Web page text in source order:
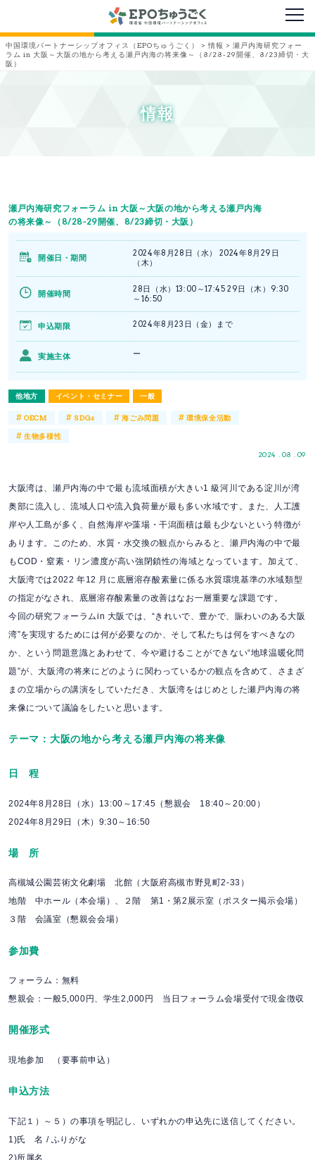
メニ
中国環境パートナーシップオフィス（EPOちゅうごく） > 情報 > 瀬戸内海研究フォー
ラム in 大阪～大阪の地から考える瀬戸内海の将来像～（8/28-29開催、8/23締切・大
阪）
情報
瀬戸内海研究フォーラム in 大阪～大阪の地から考える瀬戸内海
の将来像～（8/28-29開催、8/23締切・大阪）
他地方 イベント・セミナー 一般
2024 . 08 . 09
開催日・期間
2024年8月28日（水） 2024年8月29日
（木）
開催時間
28日（水）13:00～17:45 29日（木）9:30
～16:50
申込期限 2024年8月23日（金）まで
実施主体 ー
#OECM #SDGs #海ごみ問題 #環境保全活動
#生物多様性
大阪湾は、瀬戸内海の中で最も流域面積が大きい1 級河川である淀川が湾
奥部に流入し、流域人口や流入負荷量が最も多い水域です。また、人工護
岸や人工島が多く、自然海岸や藻場・干潟面積は最も少ないという特徴が
あります。このため、水質・水交換の観点からみると、瀬戸内海の中で最
もCOD・窒素・リン濃度が高い強閉鎖性の海域となっています。加えて、
大阪湾では2022 年12 月に底層溶存酸素量に係る水質環境基準の水域類型
の指定がなされ、底層溶存酸素量の改善はなお一層重要な課題です。
今回の研究フォーラムin 大阪では、“きれいで、豊かで、賑わいのある大阪
湾”を実現するためには何が必要なのか、そして私たちは何をすべきなの
か、という問題意識とあわせて、今や避けることができない“地球温暖化問
題”が、大阪湾の将来にどのように関わっているかの観点を含めて、さまざ
まの立場からの講演をしていただき、大阪湾をはじめとした瀬戸内海の将
来像について議論をしたいと思います。
テーマ：大阪の地から考える瀬戸内海の将来像
日 程
2024年8月28日（水）13:00～17:45（懇親会 18:40～20:00）
2024年8月29日（木）9:30～16:50
場 所
高槻城公園芸術文化劇場 北館（大阪府高槻市野見町2-33）
地階 中ホール（本会場）、２階 第1・第2展示室（ポスター掲示会場）
３階 会議室（懇親会会場）
参加費
フォーラム：無料
懇親会：一般5,000円、学生2,000円 当日フォーラム会場受付で現金徴収
開催形式
現地参加 （要事前申込）
申込方法
下記１）～５）の事項を明記し、いずれかの申込先に送信してください。
1)氏 名 / ふりがな
2)所属名